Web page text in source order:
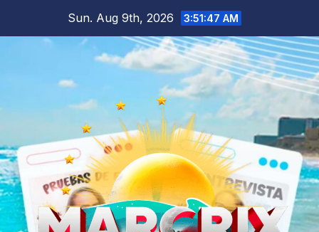
Sun. Aug 9th, 2026 3:51:48 AM